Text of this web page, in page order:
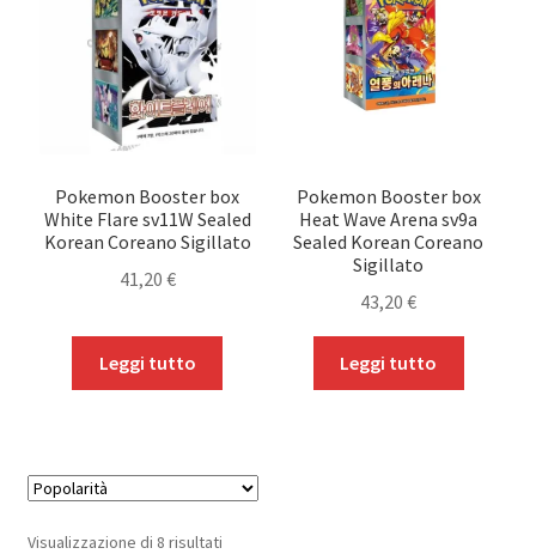
Pokemon Booster box
White Flare sv11W Sealed
Korean Coreano Sigillato
41,20 €
Leggi tutto
Pokemon Booster box
Heat Wave Arena sv9a
Sealed Korean Coreano
Sigillato
43,20€
Leggi tutto
Visualizzazione di 8 risultatiPopolarità